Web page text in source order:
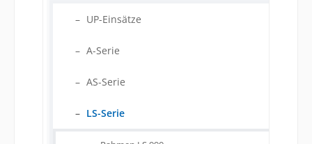
UP-Einsätze
A-Serie
AS-Serie
LS-Serie